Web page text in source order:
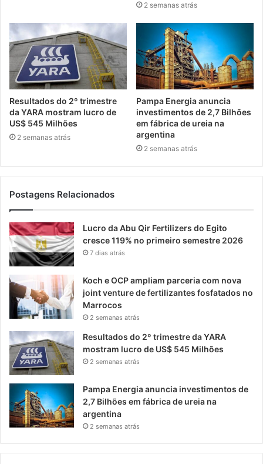
2 semanas atrás
Resultados do 2º trimestre
da YARA mostram lucro de
US$ 545 Milhões
2 semanas atrás
Pampa Energia anuncia
investimentos de 2,7 Bilhões
em fábrica de ureia na
argentina
2 semanas atrás
Postagens Relacionados
Lucro da Abu Qir Fertilizers do Egito
cresce 119% no primeiro semestre 2026
7 dias atrás
Koch e OCP ampliam parceria com nova
joint venture de fertilizantes fosfatados no
Marrocos
2 semanas atrás
Resultados do 2º trimestre da YARA
mostram lucro de US$ 545 Milhões
2 semanas atrás
Pampa Energia anuncia investimentos de
2,7 Bilhões em fábrica de ureia na
argentina
2 semanas atrás